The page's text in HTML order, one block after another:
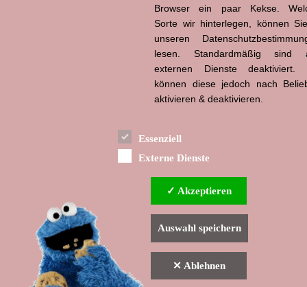
Kino
Powered by
▲ nach oben Indexverzeichnis
Haftungsausschluss
Browser ein paar Kekse.
Sorte wir hinterlegen, können
unseren
lesen. Standardmäßig sind
externen Dienste deaktiviert.
können diese jedoch nach
aktivieren & deaktivieren.
Essenziell
Externe Dienste
✓ Akzeptieren
Auswahl speichern
✕ Ablehnen